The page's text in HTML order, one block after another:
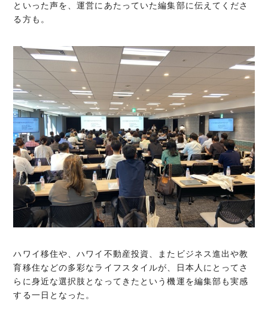
といった声を、運営にあたっていた編集部に伝えてくださ
る方も。
ハワイ移住や、ハワイ不動産投資、またビジネス進出や教
育移住などの多彩なライフスタイルが、日本人にとってさ
らに身近な選択肢となってきたという機運を編集部も実感
する一日となった。